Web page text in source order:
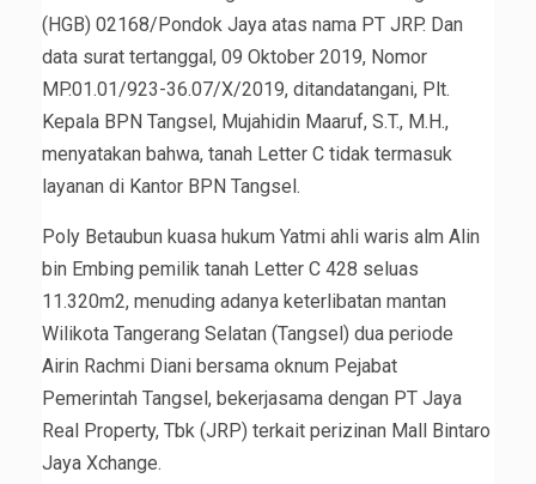
(HGB) 02168/Pondok Jaya atas nama PT JRP. Dan
data surat tertanggal, 09 Oktober 2019, Nomor
MP.01.01/923-36.07/X/2019, ditandatangani, Plt.
Kepala BPN Tangsel, Mujahidin Maaruf, S.T., M.H.,
menyatakan bahwa, tanah Letter C tidak termasuk
layanan di Kantor BPN Tangsel.
Poly Betaubun kuasa hukum Yatmi ahli waris alm Alin
bin Embing pemilik tanah Letter C 428 seluas
11.320m2, menuding adanya keterlibatan mantan
Wilikota Tangerang Selatan (Tangsel) dua periode
Airin Rachmi Diani bersama oknum Pejabat
Pemerintah Tangsel, bekerjasama dengan PT Jaya
Real Property, Tbk (JRP) terkait perizinan Mall Bintaro
Jaya Xchange.